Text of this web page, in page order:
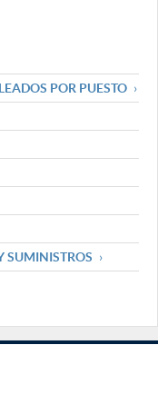
POR PUESTO
SUMINISTROS